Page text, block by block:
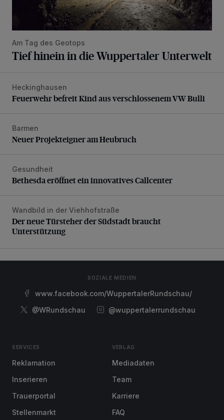
Am Tag des Geotops
Tief hinein in die Wuppertaler Unterwelt
Feuerwehr befreit Kind aus verschlossenem VW Bulli
Heckinghausen
Feuerwehr befreit Kind aus verschlossenem VW Bulli
Neuer Projekteigner am Heubruch
Barmen
Neuer Projekteigner am Heubruch
Bethesda eröffnet ein innovatives Callcenter
Gesundheit
Bethesda eröffnet ein innovatives Callcenter
Der neue Türsteher der Südstadt braucht Unterstützung
Wandbild in der Viehhofstraße
Der neue Türsteher der Südstadt braucht
Unterstützung
SOZIALE MEDIEN
www.facebook.com/WuppertalerRundschau/
@WRundschau
@wuppertalerrundschau
SERVICES
Reklamation
Inserieren
Trauerportal
Stellenmarkt
VERLAG
Mediadaten
Team
Karriere
FAQ